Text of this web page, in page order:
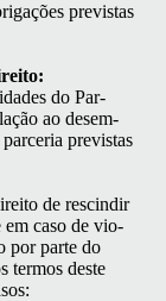
pre­vis­tas
do Par­
ao desem­
pre­vis­tas
de rescindir
em caso de vio­
por parte do
ter­mos deste